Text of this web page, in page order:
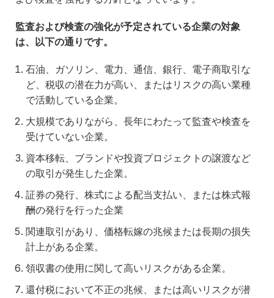
監査および検査の強化が予定されている企業の対象
は、以下の通りです。
石油、ガソリン、電力、通信、銀行、電子商取引な
ど、税収の潜在力が高い、またはリスクの高い業種
で活動している企業。
大規模でありながら、長年にわたって監査や検査を
受けていない企業。
資本移転、ブランドや投資プロジェクトの譲渡など
の取引が発生した企業。
証券の発行、株式による配当支払い、または株式報
酬の発行を行った企業
関連取引があり、価格転嫁の兆候または長期の損失
計上がある企業。
領収書の使用に関して高いリスクがある企業。
還付税において不正の兆候、または高いリスクが潜